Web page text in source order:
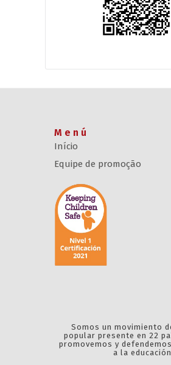
Menú
Início
Equipe de promoção
Somos un movimiento
popular presente en 22
promovemos y
a la